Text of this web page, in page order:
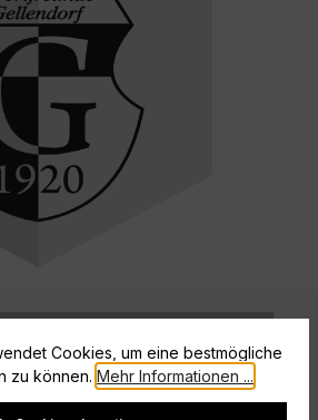
Cookies, um eine bestmögliche
zu können. Mehr Informationen ...